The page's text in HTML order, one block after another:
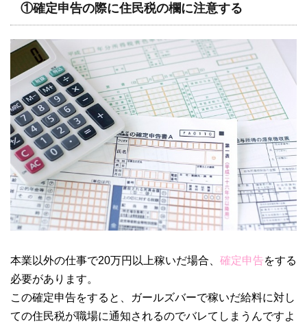
①確定申告の際に住民税の欄に注意する
本業以外の仕事で20万円以上稼いだ場合、 確定申告をする
必要があります。
この確定申告をすると、ガールズバーで稼いだ給料に対し
ての住民税が職場に通知されるのでバレてしまうんですよ